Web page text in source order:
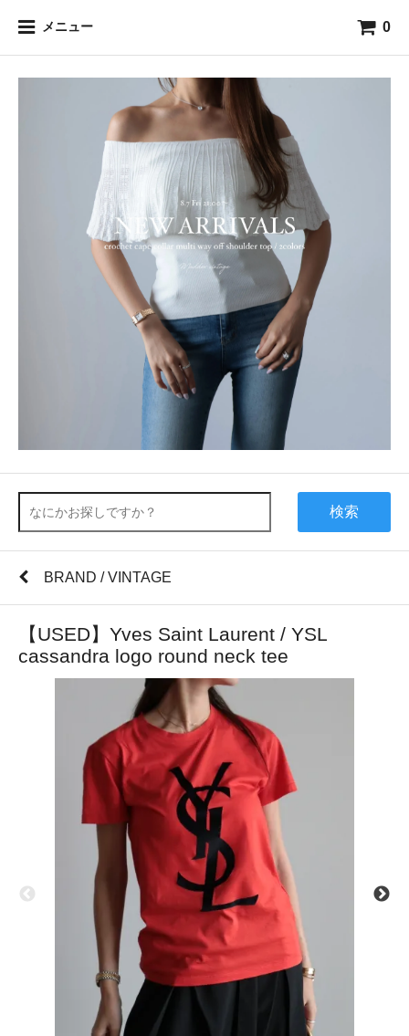
メニュー 0
検索
BRAND / VINTAGE
【USED】Yves Saint Laurent / YSL
cassandra logo round neck tee